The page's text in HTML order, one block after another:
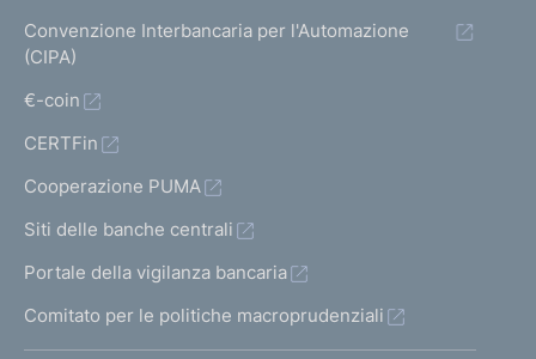
Convenzione Interbancaria per l'Automazione
(CIPA)
€-coin
CERTFin
Cooperazione PUMA
Siti delle banche centrali
Portale della vigilanza bancaria
Comitato per le politiche macroprudenziali